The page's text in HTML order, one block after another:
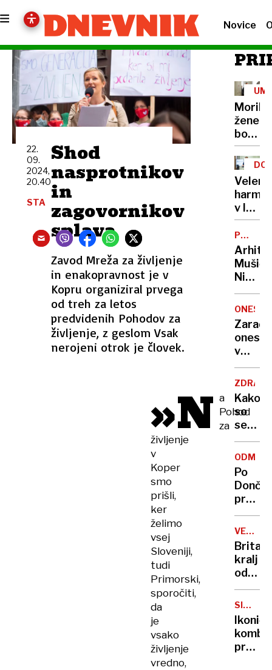
Novice
Shod
nasprotnikov
in
zagovornikov
splava
Zavod Mreža za življenje
in enakopravnost je v
Kopru organiziral prvega
od treh za letos
predvidenih Pohodov za
življenje, z geslom Vsak
nerojeni otrok je človek.
22.
09.
2024,
20.40
STA
»N a
Pohod
za
življenje
v
Koper
smo
prišli,
ker
želimo
vsej
Sloveniji,
tudi
Primorski,
sporočiti,
da
je
vsako
življenje
vredno,
žene
bo
sedel
21
let
v lov
na
nov
rekord
CENTER
Mušič:
Nikoli
nisem
da je
to v
moji
sploh
Zaradi
v
delu
voda
Kako
so
se
cilji
vlade
Po
Karma
je
psica,
Nico
pa
njen
sin
VELIKA
kralj
zaradi
raka
SIMBOL
kombi